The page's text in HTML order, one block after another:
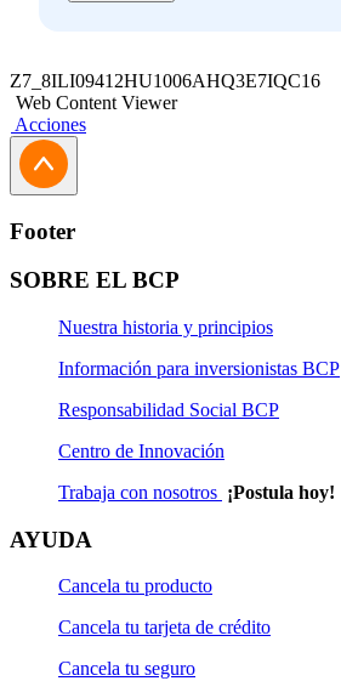
Z7_8ILI09412HU1006AHQ3E7IQC16
Web Content Viewer
Acciones
Footer
SOBRE EL BCP
Nuestra historia y principios
Información para inversionistas BCP
Responsabilidad Social BCP
Centro de Innovación
Trabaja con nosotros ¡Postula hoy!
AYUDA
Cancela tu producto
Cancela tu tarjeta de crédito
Cancela tu seguro